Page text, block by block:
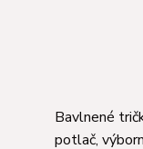
Bavlnené
potlač,